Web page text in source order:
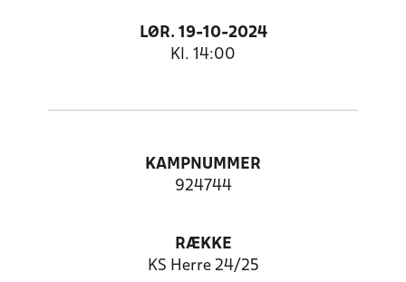
LØR. 19-10-2024
Kl. 14:00
KAMPNUMMER
924744
RÆKKE
KS Herre 24/25